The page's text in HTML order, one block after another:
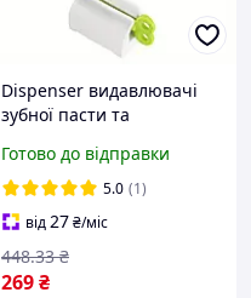
Dispenser видавлювачі
зубної пасти та
тюбиків, 3 штуки
Готово до відправки
5.0 (1)
від27₴/міс
269₴
448.33 ₴